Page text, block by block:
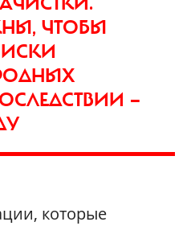
ЧТОБЫ
—
которые